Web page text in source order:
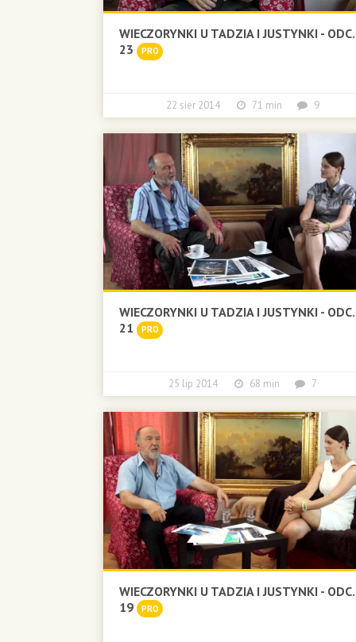
WIECZORYNKI U TADZIA I JUSTYNKI - ODC.
23
PRO
22 sier 2014 71 min 9
WIECZORYNKI U TADZIA I JUSTYNKI - ODC.
21
PRO
25 lip 2014 68 min 7
WIECZORYNKI U TADZIA I JUSTYNKI - ODC.
19
PRO